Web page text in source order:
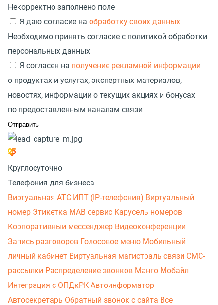
Некорректно заполнено поле
Я даю согласие на обработку своих данных
Необходимо принять согласие с политикой обработки
персональных данных
Я согласен на получение рекламной информации
о продуктах и услугах, экспертных материалов,
новостях, информации о текущих акциях и бонусах
по предоставленным каналам связи
Круглосуточно
Телефония для бизнеса
Виртуальная АТС ИПТ (IP-телефония) Виртуальный
номер Этикетка МАВ сервис Карусель номеров
Корпоративный мессенджер Видеоконференции
Запись разговоров Голосовое меню Мобильный
личный кабинет Виртуальная магистраль связи СМС-
рассылки Распределение звонков Манго Мобайл
Интеграция с ОПДкРК Автоинформатор
Автосекретарь Обратный звонок с сайта Все